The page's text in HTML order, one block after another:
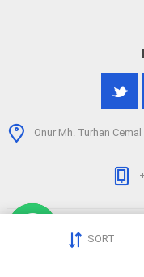
Onur Mh. Turhan
Telif hakkı © 2026
SORT